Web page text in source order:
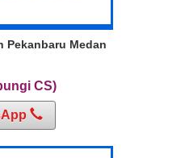
Pekanbaru Medan
CS)